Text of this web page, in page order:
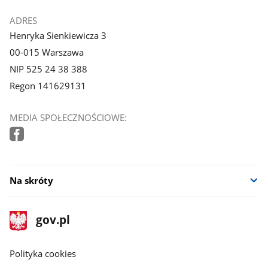
ADRES
Henryka Sienkiewicza 3
00-015 Warszawa
NIP 525 24 38 388
Regon 141629131
MEDIA SPOŁECZNOŚCIOWE:
Na skróty
stopka
gov.pl
Strona
gov.pl
gov.pl
Polityka cookies